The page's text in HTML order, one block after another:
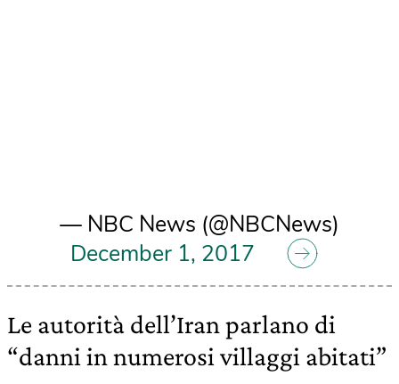
— NBC News (@NBCNews)
December 1, 2017
Le autorità dell’Iran parlano di
“danni in numerosi villaggi abitati”